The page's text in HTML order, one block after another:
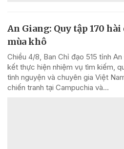
An Giang: Quy tập 170
mùa khô
Chiều 4/8, Ban Chỉ đạo 515 tỉnh
kết thực hiện nhiệm vụ tìm kiếm,
tình nguyện và chuyên gia Việt
chiến tranh tại Campuchia và...